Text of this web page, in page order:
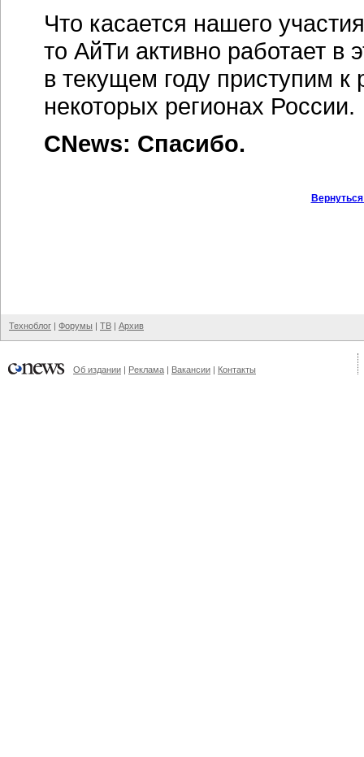
Что касается нашего
то АйТи активно работает
в текущем году приступим
некоторых регионах России.
CNews: Спасибо.
Техноблог | Форумы | ТВ | Архив
Об издании | Реклама | Вакансии | Контакты